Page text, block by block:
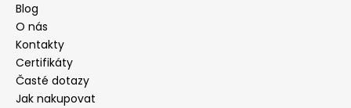
Blog
O nás
Kontakty
Certifikáty
Časté dotazy
Jak nakupovat